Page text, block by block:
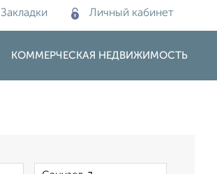
Закладки Личный кабинет
КОММЕРЧЕСКАЯ НЕДВИЖИМОСТЬ